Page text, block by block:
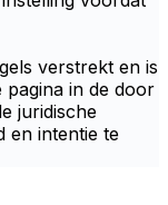
verstrekt en is
pagina in de door
juridische
en intentie te